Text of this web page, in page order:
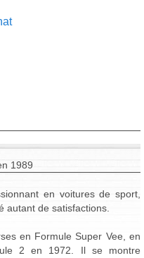
1989
en voitures de sport,
autant de satisfactions.
en Formule Super Vee, en
2 en 1972. Il se montre